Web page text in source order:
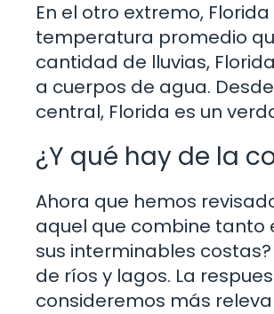
En el otro extremo,
temperatura promedio
cantidad de lluvias,
a cuerpos de agua.
central, Florida es un
¿Y qué hay de la
Ahora que hemos
aquel que combine tanto
sus interminables
de ríos y lagos. La
consideremos más